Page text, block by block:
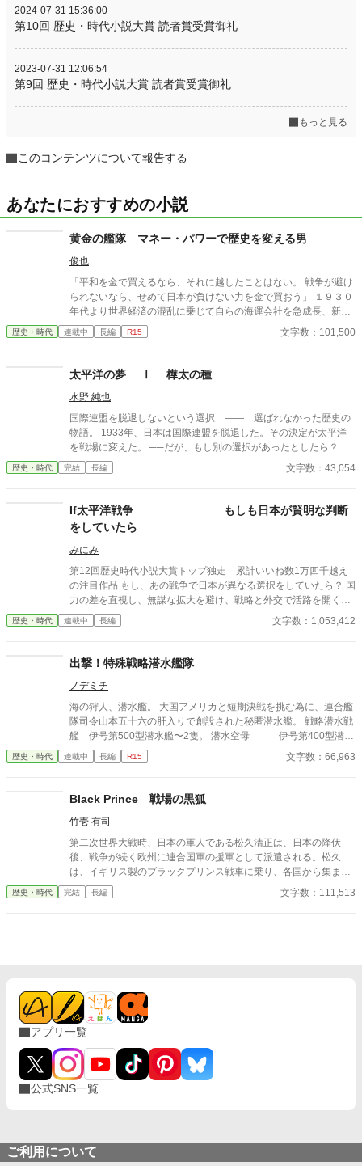
2024-07-31 15:36:00
第10回 歴史・時代小説大賞 読者賞受賞御礼
2023-07-31 12:06:54
第9回 歴史・時代小説大賞 読者賞受賞御礼
もっと見る
このコンテンツについて報告する
あなたにおすすめの小説
黄金の艦隊 マネー・パワーで歴史を変える男
俊也
「平和を金で買えるなら、それに越したことはない。 戦争が避け
られないなら、せめて日本が負けない力を金で買おう」 １９３０
年代より世界経済の混乱に乗じて自らの海運会社を急成長、新興
財閥を立ち上げた男の、重課金架空戦記！？？ 姉妹作 「零戦戦
歴史・時代 連載中 長編 R15 文字数：101,500
太平洋の夢 Ⅰ 樺太の種
水野 純也
国際連盟を脱退しないという選択 —— 選ばれなかった歴史の
物語。 1933年、日本は国際連盟を脱退した。その決定が太平洋
を戦場に変えた。 ──だが、もし別の選択があったとしたら？ 18
81年、明治の春。ハワイ国王カラカウアの来日で、伊藤博文が一
粒の種を蒔いた。連盟でも同盟でもない、小さな「日布親善協
比較、創作の裏話や最新情報はnoteで公開中！ https://note.com/h
al_miz 五十年後、その種が芽吹こうとしていた。 一九二九年、雨
のジュネーブ。外務省書記官・黒瀬誠一郎は軍縮委員会の傍聴席
で、異質な女と出会う。ミリアム・カッツ──シオニスト連盟ジュ
ネーブ支部。彼女の言葉は唐突だった。「私たちには土地が必要
です。どこかに。本当に、どこかに」 黒瀬の口から思いがけず漏
れた一語が、歴史の分岐点を生む。 「樺太」 架空歴史小説。 日
本、ユダヤ人移民、太平洋の覇権──三つの糸が、選ばれなかった
二十世紀を織りなす。
歴史・時代 完結 長編 文字数：43,054
If太平洋戦争 もしも日本が賢明な判断
をしていたら
みにみ
第12回歴史時代小説大賞トップ独走 累計いいね数1万四千越え
の注目作品 もし、あの戦争で日本が異なる選択をしていたら？ 国
力の差を直視し、無謀な拡大を避け、戦略と外交で活路を開く。
真珠湾、ミッドウェー、ガダルカナル…そして終戦工作 数多の
分水嶺で下された「if」の決断。 破滅を回避し、国家存続をかけ
編大河戦記 不定期更新です
歴史・時代 連載中 長編 文字数：1,053,412
出撃！特殊戦略潜水艦隊
ノデミチ
海の狩人、潜水艦。 大国アメリカと短期決戦を挑む為に、連合艦
隊司令山本五十六の肝入りで創設された秘匿潜水艦。 戦略潜水戦
艦 伊号第500型潜水艦〜2隻。 潜水空母 伊号第400型潜水
艦〜4隻。 広大な太平洋を舞台に大暴れする連合艦隊の秘密兵
器。 一度書いてみたかったIF戦記物。 この機会に挑戦してみま
歴史・時代 連載中 長編 R15 文字数：66,963
Black Prince 戦場の黒狐
竹壱 有司
第二次世界大戦時、日本の軍人である松久清正は、日本の降伏
後、戦争が続く欧州に連合国軍の援軍として派遣される。松久
は、イギリス製のブラックプリンス戦車に乗り、各国から集まっ
た訳アリな軍人達と困難な任務にあたることになる。はたして彼
らは、無事に任務を遂行し、生き残ることができるのか。
歴史・時代 完結 長編 文字数：111,513
アプリ一覧
公式SNS一覧
ご利用について